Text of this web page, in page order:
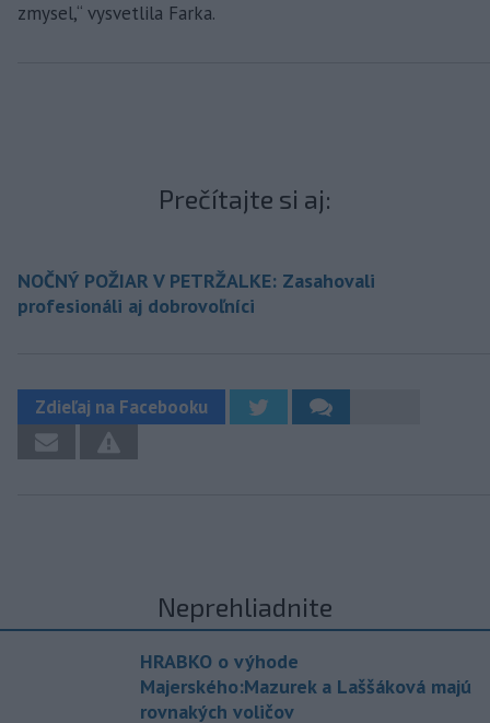
zmysel,“ vysvetlila Farka.
Prečítajte si aj:
NOČNÝ POŽIAR V PETRŽALKE: Zasahovali
profesionáli aj dobrovoľníci
Zdieľaj na Facebooku
Neprehliadnite
HRABKO o výhode
Majerského:Mazurek a Laššáková majú
rovnakých voličov